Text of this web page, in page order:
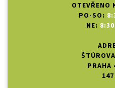
OTEVŘENO
PO-SO:
NE: 8:30
PRAHA